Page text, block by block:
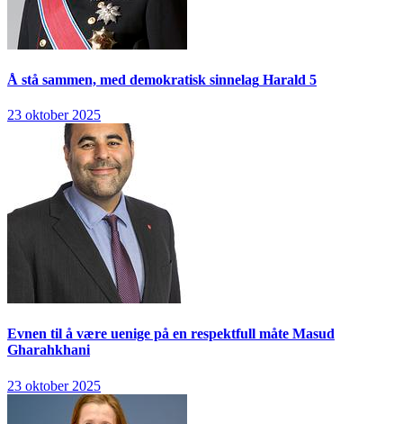
Å stå sammen, med demokratisk sinnelag Harald 5
23 oktober 2025
Evnen til å være uenige på en respektfull måte Masud
Gharahkhani
23 oktober 2025